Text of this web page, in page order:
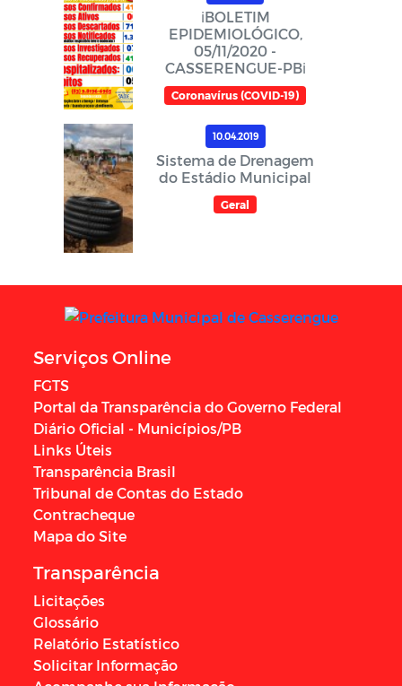
ℹ️BOLETIM
EPIDEMIOLÓGICO,
05/11/2020 -
CASSERENGUE-PBℹ️
Coronavírus (COVID-19)
10.04.2019
Sistema de Drenagem
do Estádio Municipal
Geral
Serviços Online
FGTS
Portal da Transparência do Governo Federal
Diário Oficial - Municípios/PB
Links Úteis
Transparência Brasil
Tribunal de Contas do Estado
Contracheque
Mapa do Site
Transparência
Licitações
Glossário
Relatório Estatístico
Solicitar Informação